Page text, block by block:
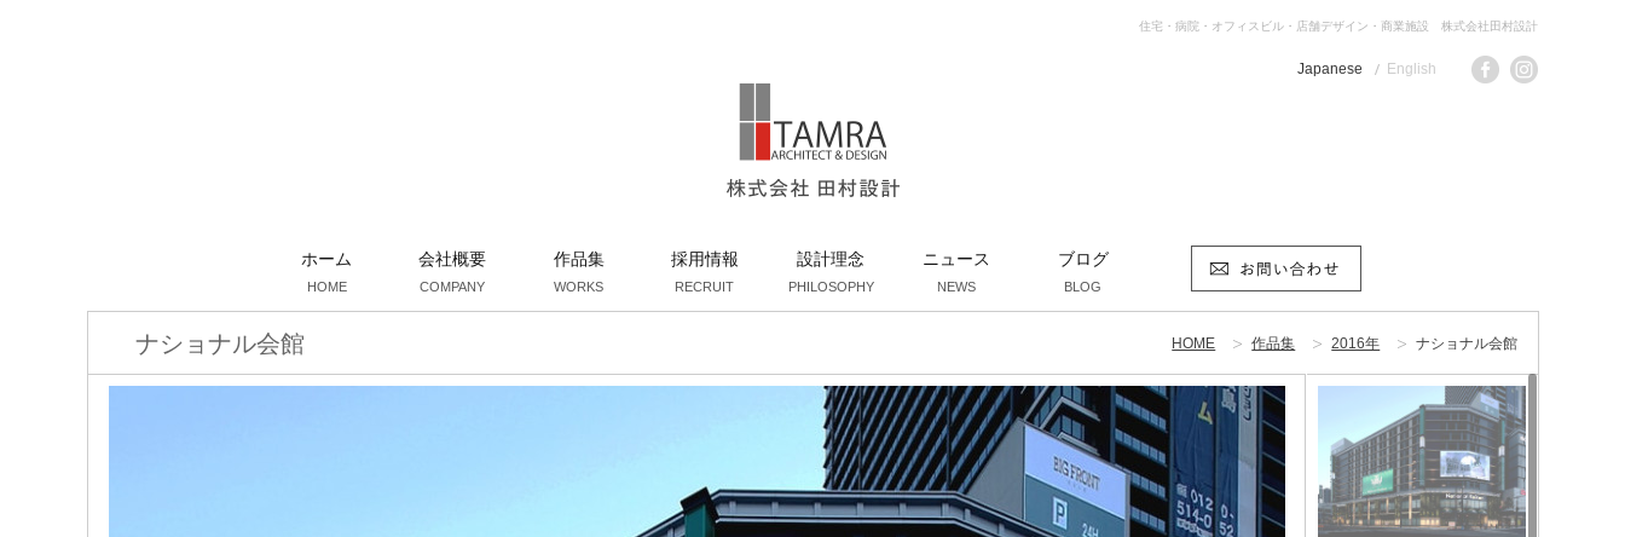
住宅・病院・オフィスビル・店舗デザイン・商業施設 株式会社田村設計
Japanese English
ホーム
HOME
会社概要
COMPANY
作品集
WORKS
採用情報
RECRUIT
設計理念
PHILOSOPHY
ニュース
NEWS
ブログ
BLOG
ナショナル会館 HOME 作品集 2016年 ナショナル会館